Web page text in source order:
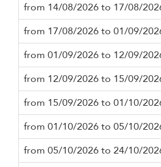
from 14/08/2026 to 17/08/
from 17/08/2026 to 01/09/
from 01/09/2026 to 12/09/
from 12/09/2026 to 15/09/
from 15/09/2026 to 01/10/
from 01/10/2026 to 05/10/
from 05/10/2026 to 24/10/